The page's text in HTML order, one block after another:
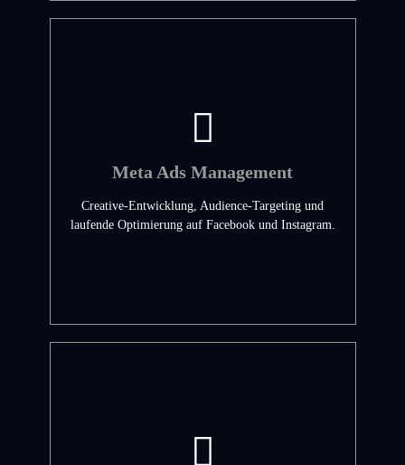
Meta Ads Management
Creative-Entwicklung, Audience-Targeting und
laufende Optimierung auf Facebook und Instagram.